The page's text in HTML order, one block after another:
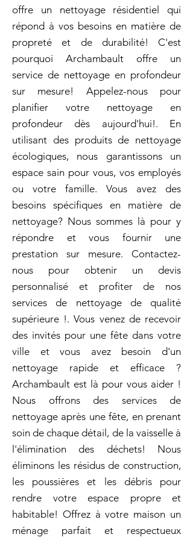
offre un nettoyage résidentiel qui
répond à vos besoins en matière de
propreté et de durabilité! C'est
pourquoi Archambault offre un
service de nettoyage en profondeur
sur mesure! Appelez-nous pour
planifier votre nettoyage en
profondeur dès aujourd'hui!. En
utilisant des produits de nettoyage
écologiques, nous garantissons un
espace sain pour vous, vos employés
ou votre famille. Vous avez des
besoins spécifiques en matière de
nettoyage? Nous sommes là pour y
répondre et vous fournir une
prestation sur mesure. Contactez-
nous pour obtenir un devis
personnalisé et profiter de nos
services de nettoyage de qualité
supérieure !. Vous venez de recevoir
des invités pour une fête dans votre
ville et vous avez besoin d'un
nettoyage rapide et efficace ?
Archambault est là pour vous aider !
Nous offrons des services de
nettoyage après une fête, en prenant
soin de chaque détail, de la vaisselle à
l'élimination des déchets! Nous
éliminons les résidus de construction,
les poussières et les débris pour
rendre votre espace propre et
habitable! Offrez à votre maison un
ménage parfait et respectueux